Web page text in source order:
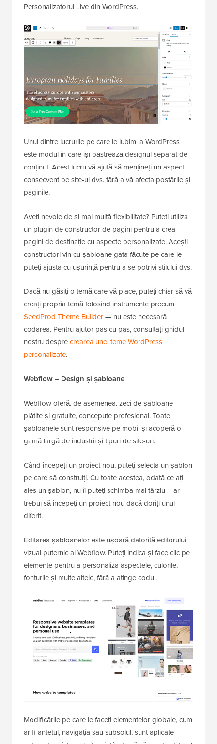
Personalizatorul Live din WordPress.
Unul dintre lucrurile pe care le iubim la WordPress
este modul în care își păstrează designul separat de
conținut. Acest lucru vă ajută să mențineți un aspect
consecvent pe site-ul dvs. fără a vă afecta postările și
paginile.
Aveți nevoie de și mai multă flexibilitate? Puteți utiliza
un plugin de constructor de pagini pentru a crea
pagini de destinație cu aspecte personalizate. Acești
constructori vin cu șabloane gata făcute pe care le
puteți ajusta cu ușurință pentru a se potrivi stilului dvs.
Dacă nu găsiți o temă care vă place, puteți chiar să vă
creați propria temă folosind instrumente precum
SeedProd Theme Builder— nu este necesară
codarea. Pentru ajutor pas cu pas, consultați ghidul
nostru desprecrearea unei teme WordPress
personalizate.
Webflow – Design și șabloane
Webflow oferă, de asemenea, zeci de șabloane
plătite și gratuite, concepute profesional. Toate
șabloanele sunt responsive pe mobil și acoperă o
gamă largă de industrii și tipuri de site-uri.
Când începeți un proiect nou, puteți selecta un șablon
pe care să construiți. Cu toate acestea, odată ce ați
ales un șablon, nu îl puteți schimba mai târziu – ar
trebui să începeți un proiect nou dacă doriți unul
diferit.
Editarea șabloanelor este ușoară datorită editorului
vizual puternic al Webflow. Puteți indica și face clic pe
elemente pentru a personaliza aspectele, culorile,
fonturile și multe altele, fără a atinge codul.
Modificările pe care le faceți elementelor globale, cum
ar fi antetul, navigația sau subsolul, sunt aplicate